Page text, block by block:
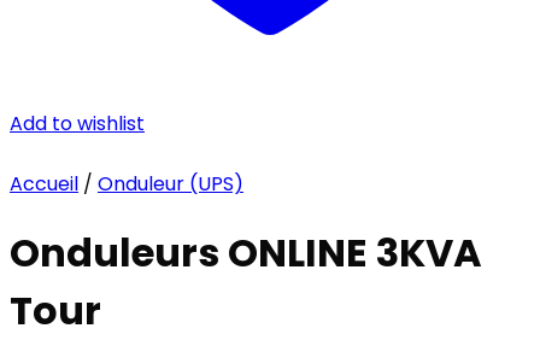
Add to wishlist
Accueil / Onduleur (UPS)
Onduleurs ONLINE 3KVA
Tour